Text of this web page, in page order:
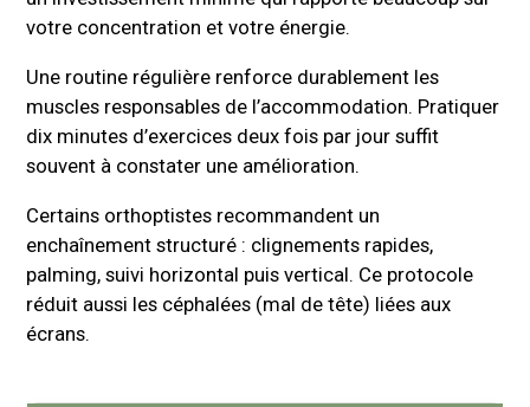
votre concentration et votre énergie.
Une routine régulière renforce durablement les
muscles responsables de l’accommodation. Pratiquer
dix minutes d’exercices deux fois par jour suffit
souvent à constater une amélioration.
Certains orthoptistes recommandent un
enchaînement structuré : clignements rapides,
palming, suivi horizontal puis vertical. Ce protocole
réduit aussi les céphalées (mal de tête) liées aux
écrans.